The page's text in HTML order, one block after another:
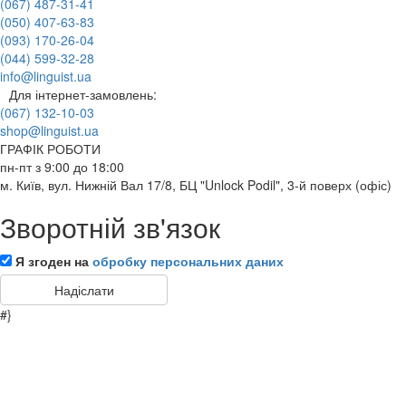
(050) 407-63-83
(093) 170-26-04
(044) 599-32-28
info@linguist.ua
Для інтернет-замовлень:
(067) 132-10-03
shop@linguist.ua
ГРАФІК РОБОТИ
пн-пт з 9:00 до 18:00
м. Київ, вул. Нижній Вал 17/8, БЦ "Unlock Podil", 3-й поверх (офіс)
Зворотній зв'язок
Я згоден на обробку персональних даних
#}